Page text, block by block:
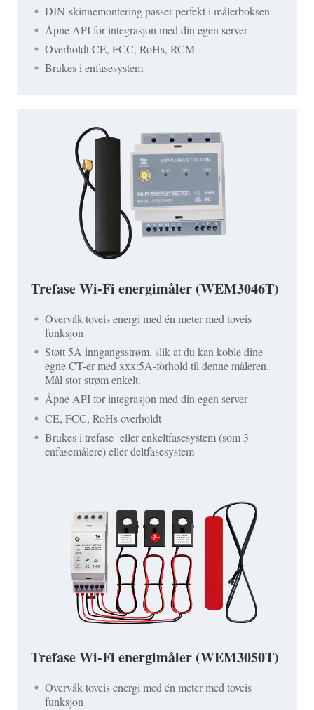
DIN-skinnemontering passer perfekt i målerboksen
Åpne API for integrasjon med din egen server
Overholdt CE, FCC, RoHs, RCM
Brukes i enfasesystem
Trefase Wi-Fi energimåler (WEM3046T)
Overvåk toveis energi med én meter med toveis
funksjon
Støtt 5A inngangsstrøm, slik at du kan koble dine
egne CT-er med xxx:5A-forhold til denne måleren.
Mål stor strøm enkelt.
Åpne API for integrasjon med din egen server
CE, FCC, RoHs overholdt
Brukes i trefase- eller enkeltfasesystem (som 3
enfasemålere) eller deltfasesystem
Trefase Wi-Fi energimåler (WEM3050T)
Overvåk toveis energi med én meter med toveis
funksjon